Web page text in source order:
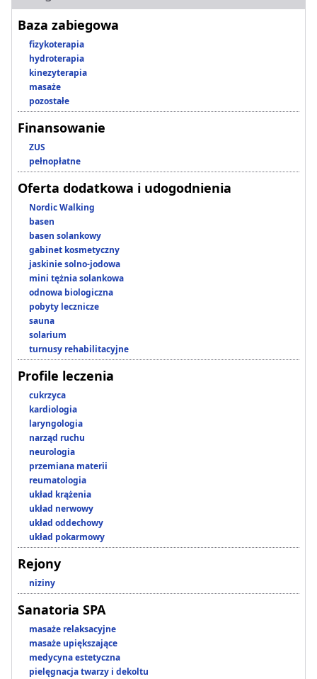
Baza zabiegowa
fizykoterapia
hydroterapia
kinezyterapia
masaże
pozostałe
Finansowanie
ZUS
pełnopłatne
Oferta dodatkowa i udogodnienia
Nordic Walking
basen
basen solankowy
gabinet kosmetyczny
jaskinie solno-jodowa
mini tężnia solankowa
odnowa biologiczna
pobyty lecznicze
sauna
solarium
turnusy rehabilitacyjne
Profile leczenia
cukrzyca
kardiologia
laryngologia
narząd ruchu
neurologia
przemiana materii
reumatologia
układ krążenia
układ nerwowy
układ oddechowy
układ pokarmowy
Rejony
niziny
Sanatoria SPA
masaże relaksacyjne
masaże upiększające
medycyna estetyczna
pielęgnacja twarzy i dekoltu